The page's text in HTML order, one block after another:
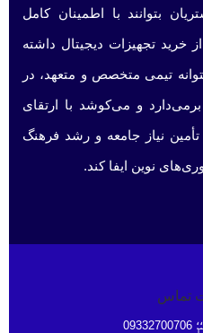
بتوانند با اطمینان کامل
خرید تجهیزات دیجیتال داشته
تیمی متخصص و متعهد، در
و می‌کوشد با ارتقای
نیاز جامعه و رشد فرهنگ
نوین ایفا کند.
تماس